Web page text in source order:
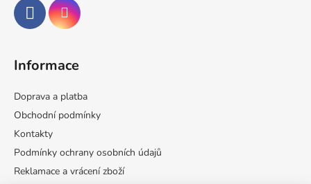
Informace
Doprava a platba
Obchodní podmínky
Kontakty
Podmínky ochrany osobních údajů
Reklamace a vrácení zboží